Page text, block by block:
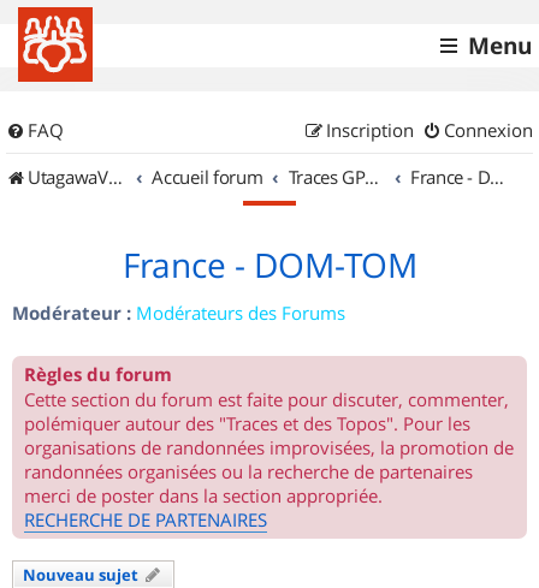
Menu
FAQ Connexion
Inscription
UtagawaVTT (Randos VTT et VTTAE avec traces GPS)
Accueil forum Traces GPS de randos VTT France - DOM-TOM
France - DOM-TOM
Modérateur : Modérateurs des Forums
Règles du forum
Cette section du forum est faite pour discuter, commenter,
polémiquer autour des "Traces et des Topos". Pour les
organisations de randonnées improvisées, la promotion de
randonnées organisées ou la recherche de partenaires
merci de poster dans la section appropriée.
RECHERCHE DE PARTENAIRES
Nouveau sujet